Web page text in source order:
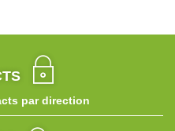
par direction